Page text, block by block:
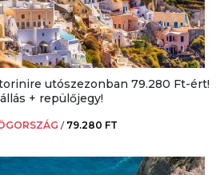
utószezonban 79.280 Ft-ért!
+ repülőjegy!
/ 79.280 FT